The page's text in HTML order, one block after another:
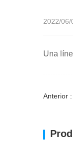
2022/06/
Una
Anterior